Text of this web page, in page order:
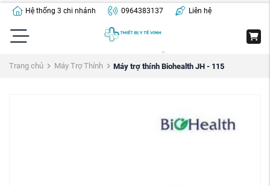
Hệ thống 3 chi nhánh 0964383137 Liên hệ
Trang chủ Máy Trợ Thính Máy trợ thính Biohealth JH - 115